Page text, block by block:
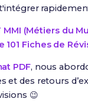
MMI (Métiers du
101 Fiches de
PDF, nous
et des retours
😉